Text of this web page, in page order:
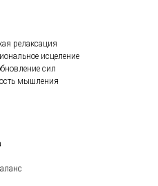
релаксация
исцеление
сил
мышления